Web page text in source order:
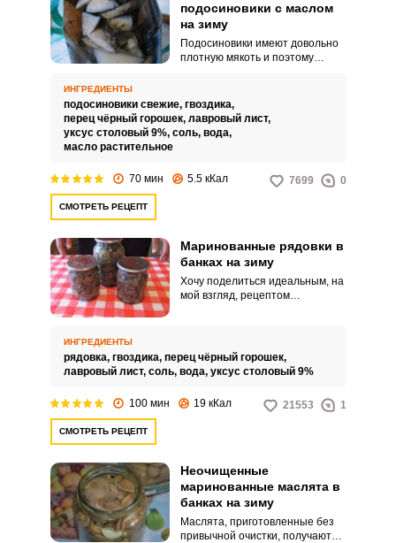
подосиновики с маслом
на зиму
Подосиновики имеют довольно
плотную мякоть и поэтому
кусочки грибов сохраняют
форму, не развариваются. В
баночке с маринованными
видны.
ИНГРЕДИЕНТЫ
подосиновики свежие, гвоздика,
перец чёрный горошек, лавровый лист,
уксус столовый 9%, соль, вода,
масло растительное
70 мин 5.5 кКал 7699 0
СМОТРЕТЬ РЕЦЕПТ
Маринованные рядовки в
банках на зиму
Хочу поделиться идеальным, на
мой взгляд, рецептом
аромату.
ИНГРЕДИЕНТЫ
рядовка, гвоздика, перец чёрный горошек,
лавровый лист, соль, вода, уксус столовый 9%
100 мин 19 кКал 21553 1
СМОТРЕТЬ РЕЦЕПТ
Неочищенные
маринованные маслята в
банках на зиму
Маслята, приготовленные без
привычной очистки, получаются